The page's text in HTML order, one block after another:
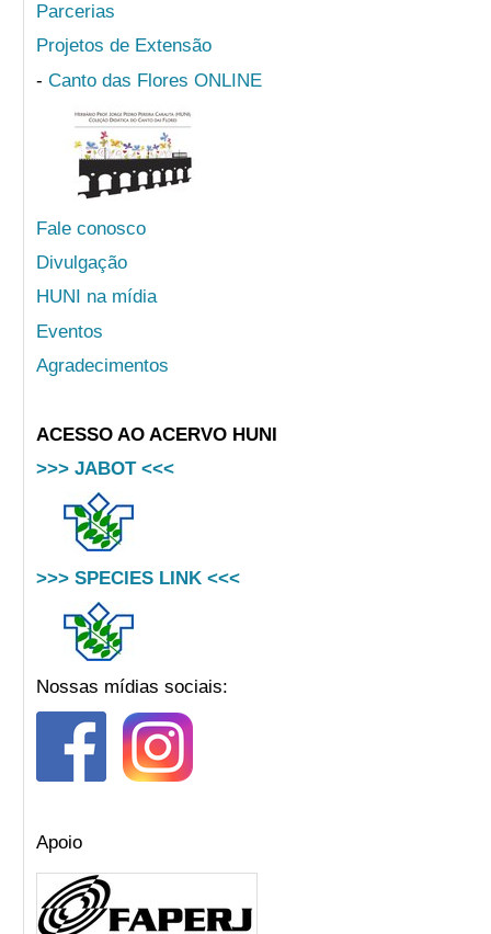
Parcerias
Projetos de Extensão
-Canto das Flores ONLINE
Fale conosco
Divulgação
HUNI na mídia
Eventos
Agradecimentos
ACESSO AO ACERVO HUNI
>>> JABOT <<<
>>> SPECIES LINK <<<
Nossas mídias sociais:
Apoio